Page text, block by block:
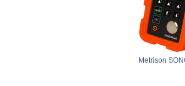
Metrison